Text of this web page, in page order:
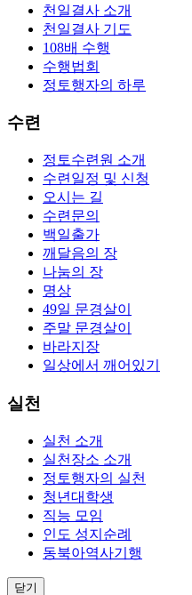
천일결사 소개
천일결사 기도
108배 수행
수행법회
정토행자의 하루
수련
정토수련원 소개
수련일정 및 신청
오시는 길
수련문의
백일출가
깨달음의 장
나눔의 장
명상
49일 문경살이
주말 문경살이
바라지장
일상에서 깨어있기
실천
실천 소개
실천장소 소개
정토행자의 실천
청년대학생
직능 모임
인도 성지순례
동북아역사기행
닫기